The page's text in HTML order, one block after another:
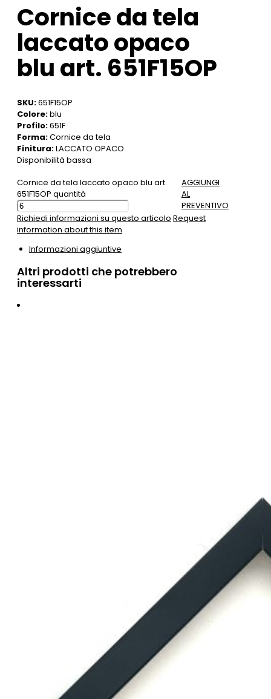
Cornice da tela
laccato opaco
blu art. 651F15OP
SKU:651F15OP
Colore:blu
Profilo:651F
Forma:Cornice da tela
Finitura:LACCATO OPACO
Disponibilità bassa
Cornice da tela laccato opaco blu art.
651F15OP quantità
AGGIUNGI
AL
PREVENTIVO
Richiedi informazioni su questo articolo Request
information about this item
Informazioni aggiuntive
Altri prodotti che potrebbero
interessarti